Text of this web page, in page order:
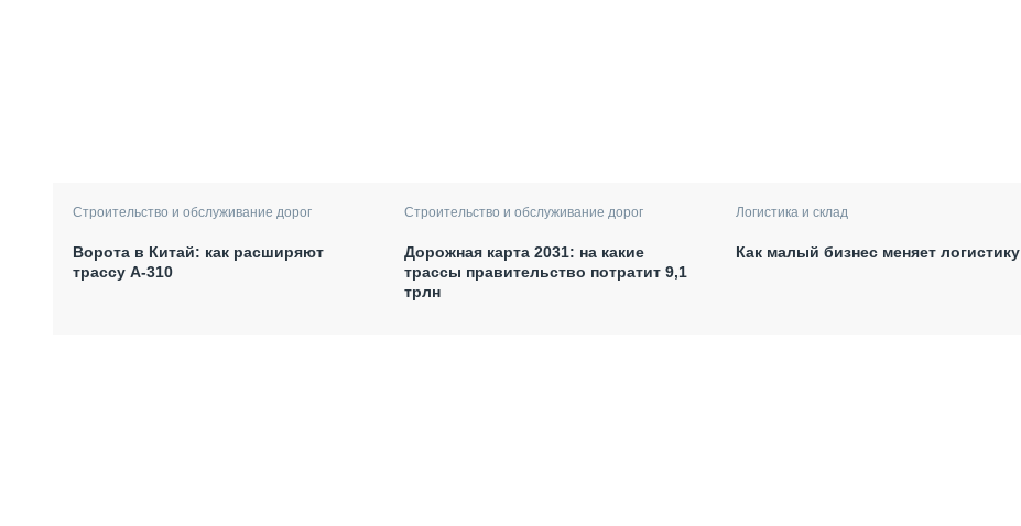
Строительство и обслуживание дорог
Ворота в Китай: как расширяют
трассу А-310
Строительство и обслуживание дорог
Дорожная карта 2031: на какие
трассы правительство потратит 9,1
трлн
Логистика и склад
Как малый бизнес меняет логистику